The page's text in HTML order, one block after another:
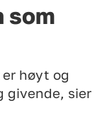
som
høyt og
givende, sier